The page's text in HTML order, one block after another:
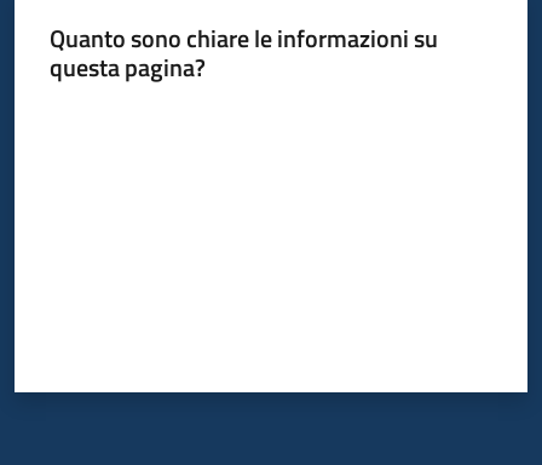
Quanto sono chiare le informazioni su
questa pagina?